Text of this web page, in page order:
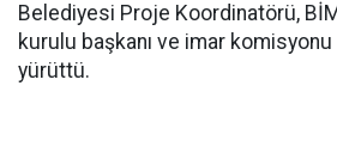
Belediyesi Proje Koordinatörü,
kurulu başkanı ve imar
yürüttü.